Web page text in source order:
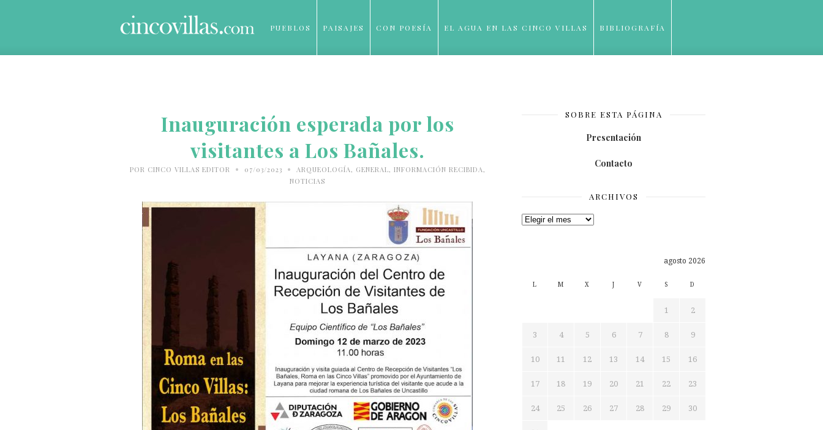
PUEBLOS PAISAJES CON POESÍA EL AGUA EN LAS CINCO VILLAS BIBLIOGRAFÍA
Inauguración esperada por los
visitantes a Los Bañales.
POR CINCO VILLAS EDITOR • 07/03/2023 • ARQUEOLOGÍA, GENERAL, INFORMACIÓN RECIBIDA,
NOTICIAS
SOBRE ESTA PÁGINA
Presentación
Contacto
ARCHIVOS
Archivos
agosto 2026
L M X J V S D
1 2
3 4 5 6 7 8 9
10 11 12 13 14 15 16
17 18 19 20 21 22 23
24 25 26 27 28 29 30